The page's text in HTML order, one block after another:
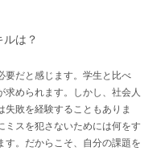
は？
要だと感じます。学生と比べ
められます。しかし、社会人
敗を経験することもありま
ミスを犯さないためには何をす
す。だからこそ、自分の課題を